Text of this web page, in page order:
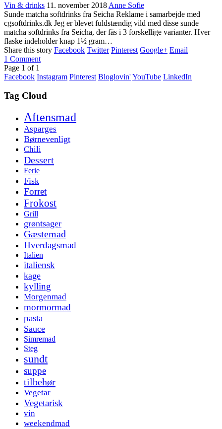
Vin & drinks 11. november 2018 Anne Sofie
Sunde matcha softdrinks fra Seicha Reklame i samarbejde med
cgsoftdrinks.dk Jeg er blevet fuldstændig vild med disse sunde
matcha softdrinks fra Seicha, der fås i 3 forskellige varianter. Hver
flaske indeholder knap 1½ gram…
Share this story Facebook Twitter Pinterest Google+ Email
1 Comment
Page 1 of 1
Facebook Instagram Pinterest Bloglovin'YouTube LinkedIn
Tag Cloud
Aftensmad
Asparges
Børnevenligt
Chili
Dessert
Ferie
Fisk
Forret
Frokost
Grill
grøntsager
Gæstemad
Hverdagsmad
Italien
italiensk
kage
kylling
Morgenmad
mormormad
pasta
Sauce
Simremad
Steg
sundt
suppe
tilbehør
Vegetar
Vegetarisk
vin
weekendmad